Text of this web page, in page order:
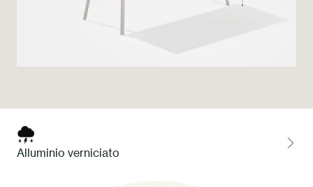
Press
Alluminio verniciato